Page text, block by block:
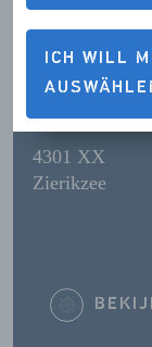
ICH WILL
4301 XX
Zierikzee